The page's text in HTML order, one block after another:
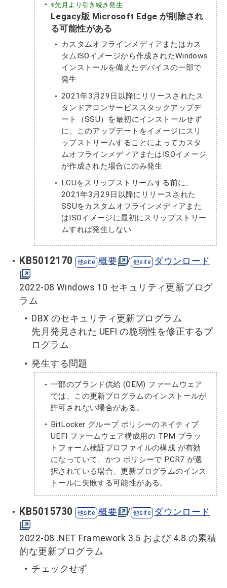
※先月より引き続き発生
Legacy版 Microsoft Edge が削除され
る可能性がある
カスタムオフラインメディアまたはカス
タムISOイメージから作成されたWindows
インストールを備えたデバイスの一部で
発生
2021年3月29日以降にリリースされたス
タンドアロンサービススタックアップデ
ート（SSU）を最初にインストールせず
に、このアップデートをイメージにスリ
ップストリームすることによってカスタ
ムオフラインメディアまたはISOイメージ
が作成された場合にのみ発生
LCUをスリップストリームする前に、
2021年3月29日以降にリリースされた
SSUをカスタムオフラインメディアまた
はISOイメージに最初にスリップストリー
ムすれば発生しない
KB5012170 概要 / ダウンロード
2022-08 Windows 10 セキュリティ更新プログ
ラム
DBX のセキュリティ更新プログラム
先月発見された UEFI の脆弱性を修正するプ
ログラム
発生する問題
一部のブランド供給 (OEM) ファームウェア
では、この更新プログラムのインストールが
許可されない場合がある。
BitLocker グループ ポリシーのネイティブ
UEFI ファームウェア構成用の TPM プラッ
トフォーム検証プロファイルの構成 が有効
になっていて、かつ ポリシーで PCR7 が選
択されている場合、更新プログラムのインス
トールに失敗する可能性がある。
KB5015730 概要 / ダウンロード
2022-08 .NET Framework 3.5 および 4.8 の累積
的な更新プログラム
チェックせず